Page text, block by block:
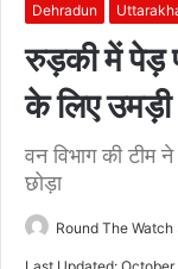
Dehradun
रुड़की में पेड़
के लिए
वन विभाग की टीम
छोड़ा
Round The Watch